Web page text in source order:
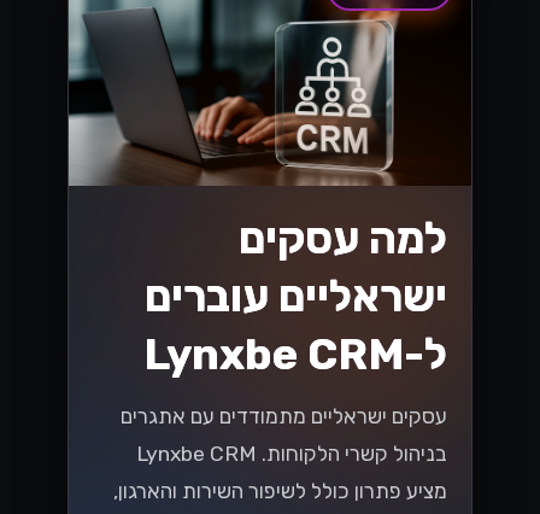
למה עסקים
ישראליים עוברים
ל-Lynxbe CRM
עסקים ישראליים מתמודדים עם אתגרים
בניהול קשרי הלקוחות. Lynxbe CRM
מציע פתרון כולל לשיפור השירות והארגון,